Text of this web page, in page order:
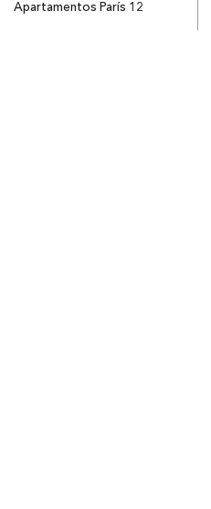
Apartamentos París 12